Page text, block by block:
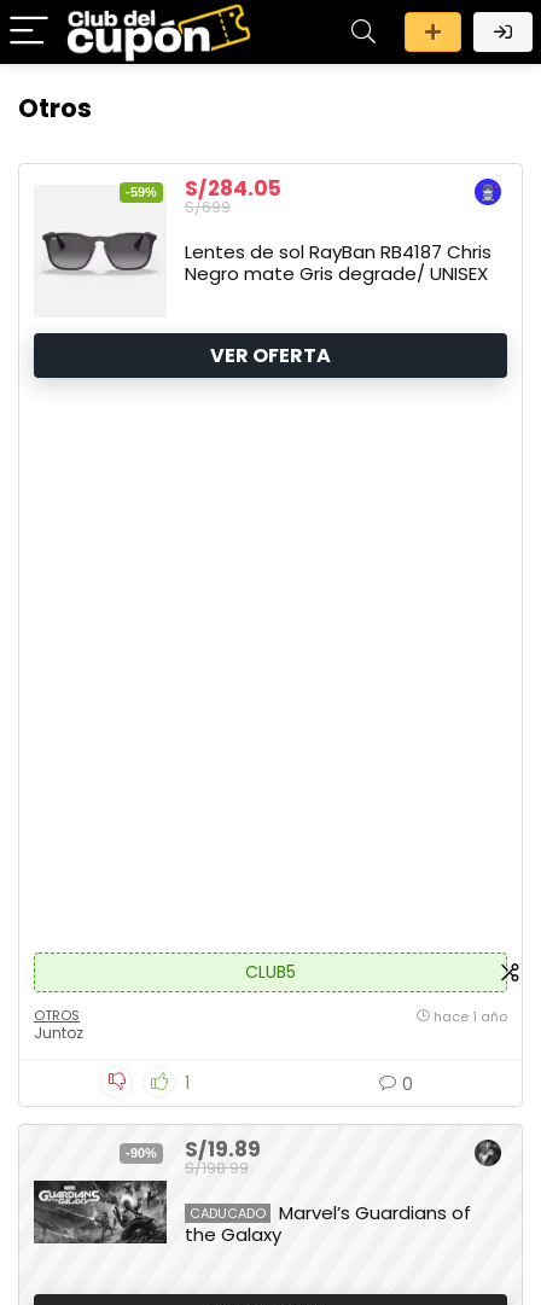
Otros
-59% S/284.05
S/699
Lentes de sol RayBan RB4187 Chris
Negro mate Gris degrade/ UNISEX
VER OFERTA
CLUB5
OTROS
Juntoz
hace 1 año
1 0
-90% S/19.89
S/198.99
CADUCADO
Marvel’s Guardians of
the Galaxy